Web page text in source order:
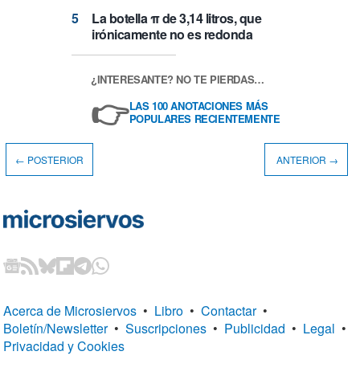
La botella π de 3,14 litros, que
irónicamente no es redonda
¿INTERESANTE? NO TE PIERDAS…
👉LAS 100 ANOTACIONES MÁS
POPULARES RECIENTEMENTE
← POSTERIOR ANTERIOR →
Acerca de Microsiervos • Libro • Contactar •
Boletín/Newsletter • Suscripciones • Publicidad • Legal •
Privacidad y Cookies